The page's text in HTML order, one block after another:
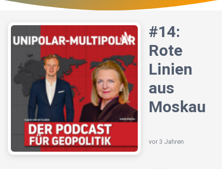
#14:
Rote
Linien
aus
Moskau
vor 3 Jahren